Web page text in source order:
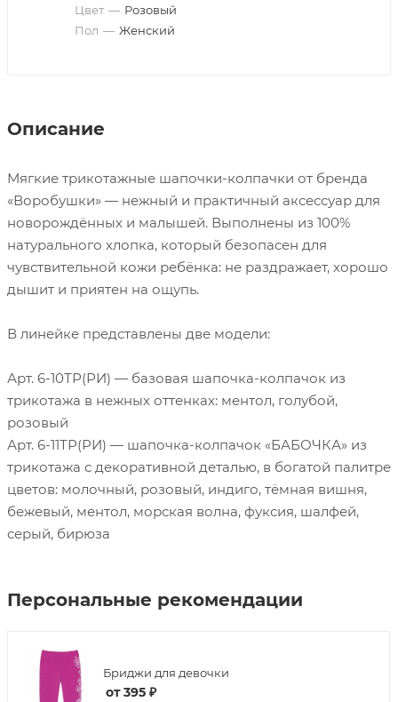
Цвет — Розовый
Пол — Женский
Описание
Мягкие трикотажные шапочки-колпачки от бренда
«Воробушки» — нежный и практичный аксессуар для
новорождённых и малышей. Выполнены из 100%
натурального хлопка, который безопасен для
чувствительной кожи ребёнка: не раздражает, хорошо
дышит и приятен на ощупь.
В линейке представлены две модели:
Арт. 6-10ТР(РИ) — базовая шапочка-колпачок из
трикотажа в нежных оттенках: ментол, голубой,
розовый
Арт. 6-11ТР(РИ) — шапочка-колпачок «БАБОЧКА» из
трикотажа с декоративной деталью, в богатой палитре
цветов: молочный, розовый, индиго, тёмная вишня,
бежевый, ментол, морская волна, фуксия, шалфей,
серый, бирюза
Персональные рекомендации
Бриджи для девочки
от395 ₽